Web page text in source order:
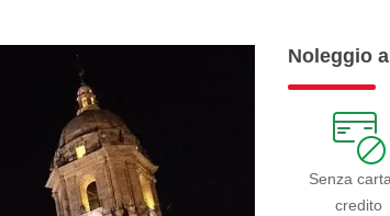
Noleggio
Senza
credito